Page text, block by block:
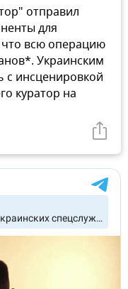
отправил
для
что всю операцию
Украинским
с инсценировкой
куратор на